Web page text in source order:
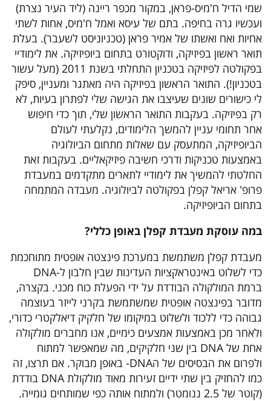
שמי הדיל ח'מיס-פראן, במקור מכפר ריינה (ליד העיר נצרת)
ועכשיו גרה בחיפה. בתם של עיסא ואמל ח'מיס, אחות לשתי
אחיות ואח ואשתו של אמיר פראן (טכניוניסט לשעבר). בעלת
תואר ראשון בפיזיקה, ודוקטורט בתחום ביופיזיקה. את לימודיי
בפקולטה לפיזיקה בטכניון התחלתי בשנת 2011 (מעל עשור
בטכניון!). התואר הראשון בפיזיקה היה מאתגר ומעניין, סיפק
לי כישורים שונים שעיצבו את הגישה שלי לפתרון בעיות, לא
רק בפיזיקה. בעקבות התואר הראשון שלי, תוך כדי חיפוש
אחר תחומי עניין להמשך הלימודים, נקלעתי לעולם
הביופיזיקה, המתעסק עם שאלות מתחום הביולוגיה
באמצעות טכניקות ודרכי חשיבה פיזיקאליים. בעקבות זאת
החלטתי להמשיך את לימודיי לתארים מתקדמים במעבדת
פרופ' אריאל קפלן בפקולטה לביולוגיה. מעבדה המתמחה
בתחום הביופיזיקה.
במה עוסקת מעבדת קפלן באופן כללי?
מעבדת קפלן משתמשת במערכת פינצטה אופטית מתוחכמת
כדי לשלוט באינטראקציות העדינות שבין חלבון ל-DNA
ברמת המולקולה הבודדת על ידי הפעלת כוח מכני. בקצרה,
מדובר בפינצטה אופטית שמשתמשת בקרני לייזר בעוצמה
גבוהה כדי ללכוד ולשלוט במיקומו של חלקיק דיאלקטרי כדורי,
ולאחר מכן באמצעות אמצעים כימיים, אנו מחברים מולקולה
אחת של DNA בין שני חלקיקים, מה שמאפשר למתוח
ולפרום את הבסיסים של הDNA- באופן מבוקר. אם תרצו, זה
כמו להחזיק בין שתי ידיים זעירות מאוד מולקולת DNA בודדת
(קוטר של 2.5 ננומטר) ולמתוח אותה כפי שמותחים גומייה.